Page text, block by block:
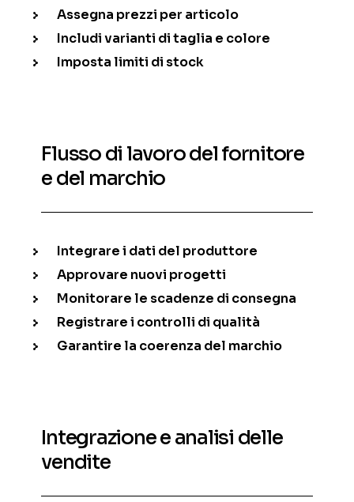
Assegna prezzi per articolo
Includi varianti di taglia e colore
Imposta limiti di stock
Flusso di lavoro del fornitore
e del marchio
Integrare i dati del produttore
Approvare nuovi progetti
Monitorare le scadenze di consegna
Registrare i controlli di qualità
Garantire la coerenza del marchio
Integrazione e analisi delle
vendite